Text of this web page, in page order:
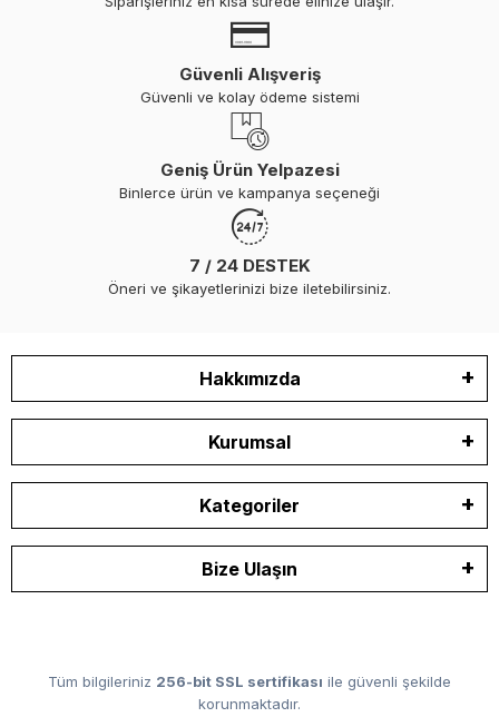
Güvenli Alışveriş
Güvenli ve kolay ödeme sistemi
Geniş Ürün Yelpazesi
Binlerce ürün ve kampanya seçeneği
7 / 24 DESTEK
Öneri ve şikayetlerinizi bize iletebilirsiniz.
Hakkımızda
Kurumsal
Kategoriler
Bize Ulaşın
Tüm bilgileriniz 256-bit SSL sertifikası ile güvenli şekilde
korunmaktadır.